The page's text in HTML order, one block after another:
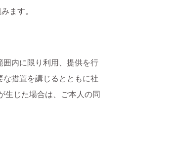
ます。
囲内に限り利用、提供を行
措置を講じるとともに社
生じた場合は、ご本人の同